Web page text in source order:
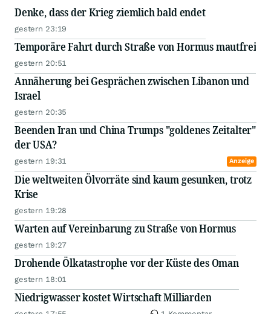
Denke, dass der Krieg ziemlich bald endet
gestern 23:19
Temporäre Fahrt durch Straße von Hormus mautfrei
gestern 20:51
Annäherung bei Gesprächen zwischen Libanon und
Israel
gestern 20:35
Beenden Iran und China Trumps "goldenes Zeitalter"
der USA?
gestern 19:31 Anzeige
Die weltweiten Ölvorräte sind kaum gesunken, trotz
Krise
gestern 19:28
Warten auf Vereinbarung zu Straße von Hormus
gestern 19:27
Drohende Ölkatastrophe vor der Küste des Oman
gestern 18:01
Niedrigwasser kostet Wirtschaft Milliarden